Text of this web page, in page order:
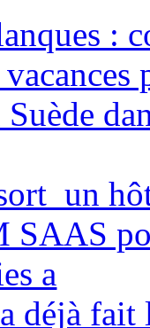
:
un
a
déjà